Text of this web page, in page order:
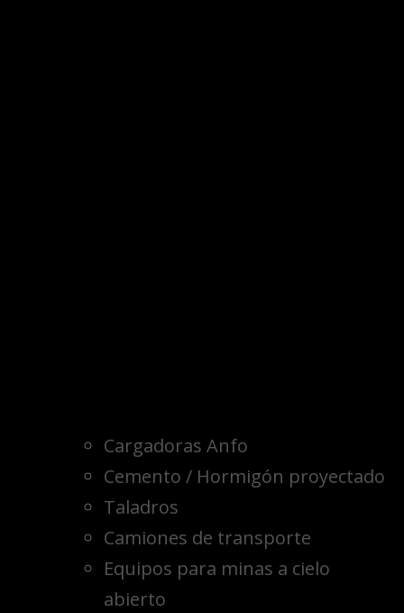
Cargadoras Anfo
Cemento / Hormigón proyectado
Taladros
Camiones de transporte
Equipos para minas a cielo
abierto